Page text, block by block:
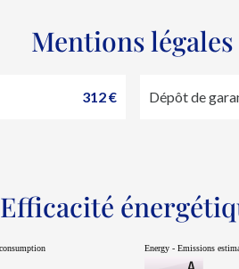
Mentions légales
312 € Dépôt de
Efficacité